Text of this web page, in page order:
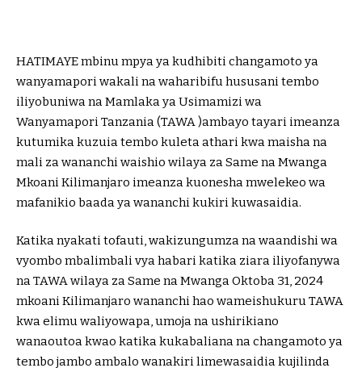
HATIMAYE mbinu mpya ya kudhibiti changamoto ya
wanyamapori wakali na waharibifu hususani tembo
iliyobuniwa na Mamlaka ya Usimamizi wa
Wanyamapori Tanzania (TAWA )ambayo tayari imeanza
kutumika kuzuia tembo kuleta athari kwa maisha na
mali za wananchi waishio wilaya za Same na Mwanga
Mkoani Kilimanjaro imeanza kuonesha mwelekeo wa
mafanikio baada ya wananchi kukiri kuwasaidia.
Katika nyakati tofauti, wakizungumza na waandishi wa
vyombo mbalimbali vya habari katika ziara iliyofanywa
na TAWA wilaya za Same na Mwanga Oktoba 31, 2024
mkoani Kilimanjaro wananchi hao wameishukuru TAWA
kwa elimu waliyowapa, umoja na ushirikiano
wanaoutoa kwao katika kukabaliana na changamoto ya
tembo jambo ambalo wanakiri limewasaidia kujilinda